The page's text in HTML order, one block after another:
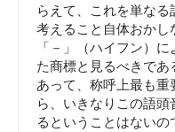
らえて、これを単なる
考えること自体おかし
「－」（ハイフン）
た商標と見るべきであ
あって、称呼上最も
ら、いきなりこの語
るということはないの